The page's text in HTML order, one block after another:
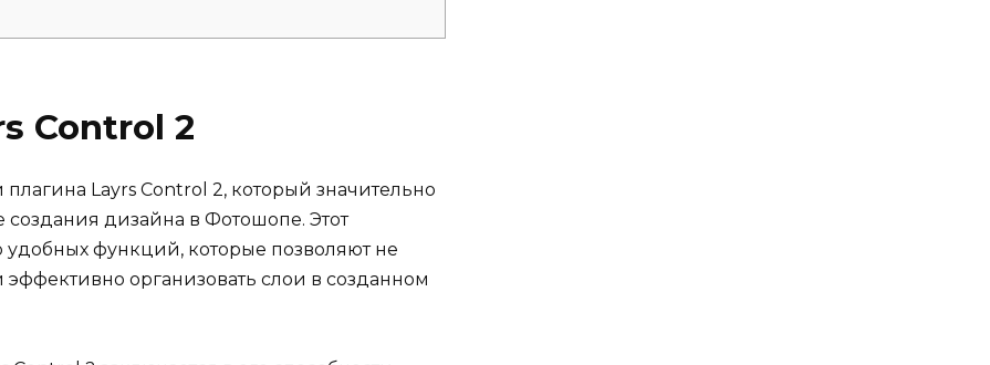
Control 2
Layrs Control 2, который значительно
создания дизайна в Фотошопе. Этот
удобных функций, которые позволяют не
эффективно организовать слои в созданном